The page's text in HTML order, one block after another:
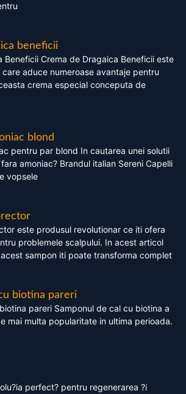
beneficii
Beneficii Crema de Dragaica Beneficii este
aduce numeroase avantaje pentru
crema especial conceputa de
blond
pentru par blond In cautarea unei solutii
amoniac? Brandul italian Sereni Capelli
vopsele
este produsul revolutionar ce iti ofera
problemele scalpului. In acest articol
sampon iti poate transforma complet
biotina pareri
pareri Samponul de cal cu biotina a
mai multa popularitate in ultima perioada.
perfect? pentru regenerarea ?i